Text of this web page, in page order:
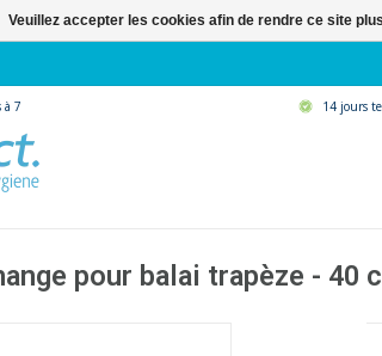
à 7 14 jours
pour balai trapèze - 40
Veuillez accepter les cookies afin de rendre ce site